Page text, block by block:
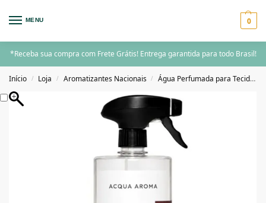
MENU 0
*Receba sua compra com Frete Grátis! Entrega garantida para todo Brasil!
Início / Loja / Aromatizantes Nacionais / Água Perfumada para Tecidos